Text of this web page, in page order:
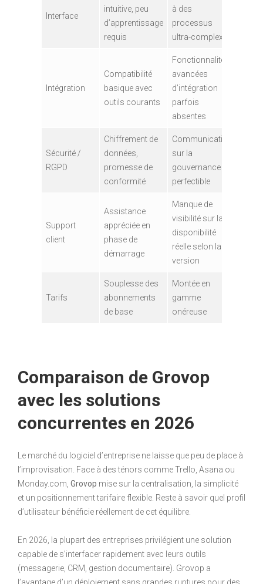
Interface
intuitive, peu
d’apprentissage
requis
à des
processus
ultra-complexes
Intégration
Compatibilité
basique avec
outils courants
Fonctionnalités
avancées
d’intégration
parfois
absentes
Sécurité /
RGPD
Chiffrement de
données,
promesse de
conformité
Communication
sur la
gouvernance
perfectible
Support
client
Assistance
appréciée en
phase de
démarrage
Manque de
visibilité sur la
disponibilité
réelle selon la
version
Tarifs
Souplesse des
abonnements
de base
Montée en
gamme
onéreuse
Comparaison de Grovop
avec les solutions
concurrentes en 2026
Le marché du logiciel d’entreprise ne laisse que peu de place à
l’improvisation. Face à des ténors comme Trello, Asana ou
Monday.com, Grovop mise sur la centralisation, la simplicité
et un positionnement tarifaire flexible. Reste à savoir quel profil
d’utilisateur bénéficie réellement de cet équilibre.
En 2026, la plupart des entreprises privilégient une solution
capable de s’interfacer rapidement avec leurs outils
(messagerie, CRM, gestion documentaire). Grovop a
l’avantage d’un déploiement sans grandes ruptures pour des